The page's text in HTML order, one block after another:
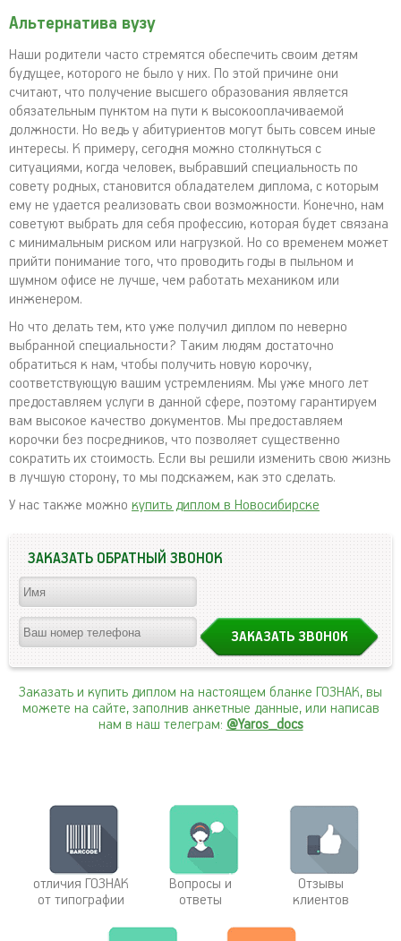
Альтернатива вузу
Наши родители часто стремятся обеспечить своим детям
будущее, которого не было у них. По этой причине они
считают, что получение высшего образования является
обязательным пунктом на пути к высокооплачиваемой
должности. Но ведь у абитуриентов могут быть совсем иные
интересы. К примеру, сегодня можно столкнуться с
ситуациями, когда человек, выбравший специальность по
совету родных, становится обладателем диплома, с которым
ему не удается реализовать свои возможности. Конечно, нам
советуют выбрать для себя профессию, которая будет связана
с минимальным риском или нагрузкой. Но со временем может
прийти понимание того, что проводить годы в пыльном и
шумном офисе не лучше, чем работать механиком или
инженером.
Но что делать тем, кто уже получил диплом по неверно
выбранной специальности? Таким людям достаточно
обратиться к нам, чтобы получить новую корочку,
соответствующую вашим устремлениям. Мы уже много лет
предоставляем услуги в данной сфере, поэтому гарантируем
вам высокое качество документов. Мы предоставляем
корочки без посредников, что позволяет существенно
сократить их стоимость. Если вы решили изменить свою жизнь
в лучшую сторону, то мы подскажем, как это сделать.
У нас также можно купить диплом в Новосибирске
ЗАКАЗАТЬ ОБРАТНЫЙ ЗВОНОК
Заказать и купить диплом на настоящем бланке ГОЗНАК, вы
можете на сайте, заполнив анкетные данные, или написав
нам в наш телеграм: @Yaros_docs
отличия ГОЗНАК
от типографии
Вопросы и
ответы
Отзывы
клиентов